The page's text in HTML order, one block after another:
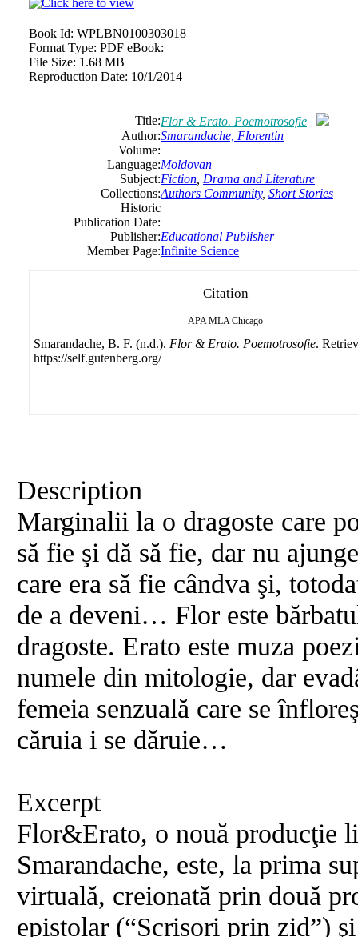
Book Id: WPLBN0100303018
Format Type: PDF eBook:
File Size: 1.68 MB
Reproduction Date: 10/1/2014
Title:Flor & Erato. Poemotrosofie
Author:Smarandache, Florentin
Volume:
Language:Moldovan
Subject:Fiction Drama and Literature
Collections:Authors Community, Short Stories
Historic
Publication Date:
Publisher:Educational Publisher
Member Page:Infinite Science
Citation
APA MLA Chicago
Smarandache, B. F. (n.d.). Flor & Erato. Poemotrosofie.
https://self.gutenberg.org/
Description
Marginalii la o dragoste care
să fie şi dă să fie, dar nu
care era să fie cândva şi,
de a deveni… Flor este
dragoste. Erato este muza
numele din mitologie, dar
femeia senzuală care se
căruia i se dăruie…
Excerpt
Flor&Erato, o nouă producţie
Smarandache, este, la prima
virtuală, creionată prin două
epistolar (“Scrisori prin zid”)